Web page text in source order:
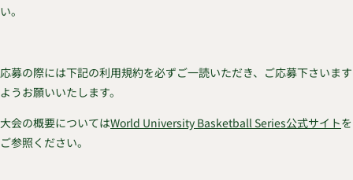
い。
応募の際には下記の利用規約を必ずご一読いただき、ご応募下さいます
ようお願いいたします。
大会の概要についてはWorld University Basketball Series公式サイトを
ご参照ください。